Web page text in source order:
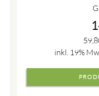
inkl. 19%